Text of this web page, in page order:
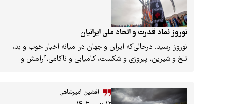
نوروز نماد قدرت و اتحاد ملی ایرانیان
نوروز رسید. درحالی‌که ایران و جهان در میانه اخبار خوب و بد،
تلخ و شیرین، پیروزی و شکست، کامیابی و ناکامی،آرامش و
۱۴۰۳، ایران با مشکلات فراوانی مواجه بود. طبقه متوسط ایران که
افشین امیرشاهی